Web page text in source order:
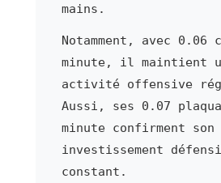
mains.
Notamment, avec 0.06
minute, il maintient
activité offensive
Aussi, ses 0.07
minute confirment son
investissement
constant.